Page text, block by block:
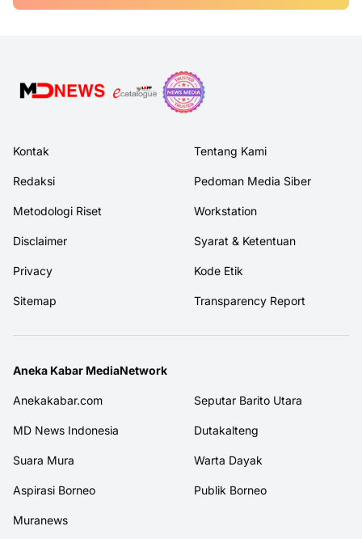
Kontak Tentang Kami
Redaksi Pedoman Media Siber
Metodologi Riset Workstation
Disclaimer Syarat & Ketentuan
Privacy Kode Etik
Sitemap Transparency Report
Aneka Kabar MediaNetwork
Anekakabar.com Seputar Barito Utara
MD News Indonesia Dutakalteng
Suara Mura Warta Dayak
Aspirasi Borneo Publik Borneo
Muranews